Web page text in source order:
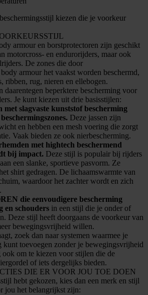
kiezen die je voorkeur
armour en borstprotectoren zijn geschikt
motorcross- en endurorijders, maar ook
De zones die door
armour het vaakst worden beschermd,
ribben, rug, nieren en ellebogen.
daarentegen beperktere bescherming voor
Je kunt kiezen uit drie basisstijlen:
slagvaste kunststof bescherming
Deze jassen zijn
en hebben een mesh voering die zorgt
Vaak bieden ze ook nierbescherming.
met hightech beschermend
bij impact. Deze stijl is populair bij rijders
een slanke, sportieve pasvorm. Ze
shirt gedragen. De lichaamswarmte van
waardoor het zachter wordt en zich
die eenvoudigere bescherming
en schouders in een stijl die je onder of
Deze stijl heeft doorgaans de voorkeur van
bewegingsvrijheid willen.
zoek dan naar systemen waarmee je
kunt toevoegen zonder je bewegingsvrijheid
om te kiezen voor stijlen die de
of iets dergelijks bieden.
DIE ER VOOR JOU TOE DOEN
hebt gekozen, kies dan een merk en stijl
jou het belangrijkst zijn: